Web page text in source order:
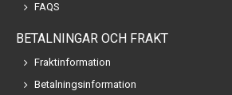
FAQS
BETALNINGAR OCH FRAKT
Fraktinformation
Betalningsinformation